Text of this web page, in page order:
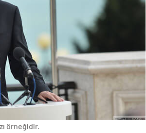
örneğidir.